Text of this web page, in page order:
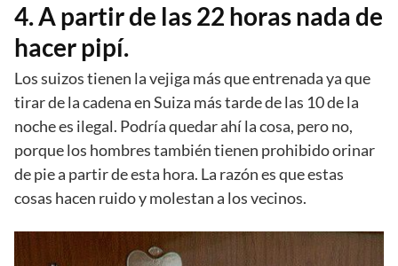
4. A partir de las 22 horas nada de
hacer pipí.
Los suizos tienen la vejiga más que entrenada ya que
tirar de la cadena en Suiza más tarde de las 10 de la
noche es ilegal. Podría quedar ahí la cosa, pero no,
porque los hombres también tienen prohibido orinar
de pie a partir de esta hora. La razón es que estas
cosas hacen ruido y molestan a los vecinos.